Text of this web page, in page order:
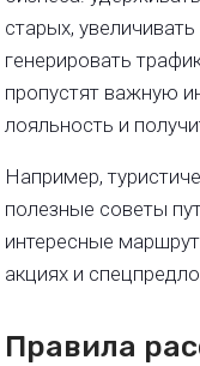
старых,
генерировать
пропустят важную
лояльность и
Например,
полезные советы
интересные
акциях и
Правила